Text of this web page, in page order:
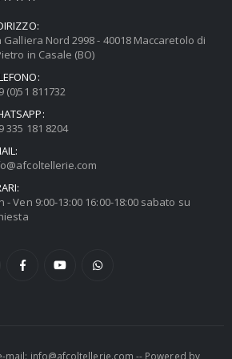
Galliera Nord 2998 - 40018 Maccaretolo di
in Casale (BO)
(0)51 811732
335 181 8204
- Ven 9:00-13:00 16:00-18:00 sabato su
mail: info@afcoltellerie.com -- Powered by